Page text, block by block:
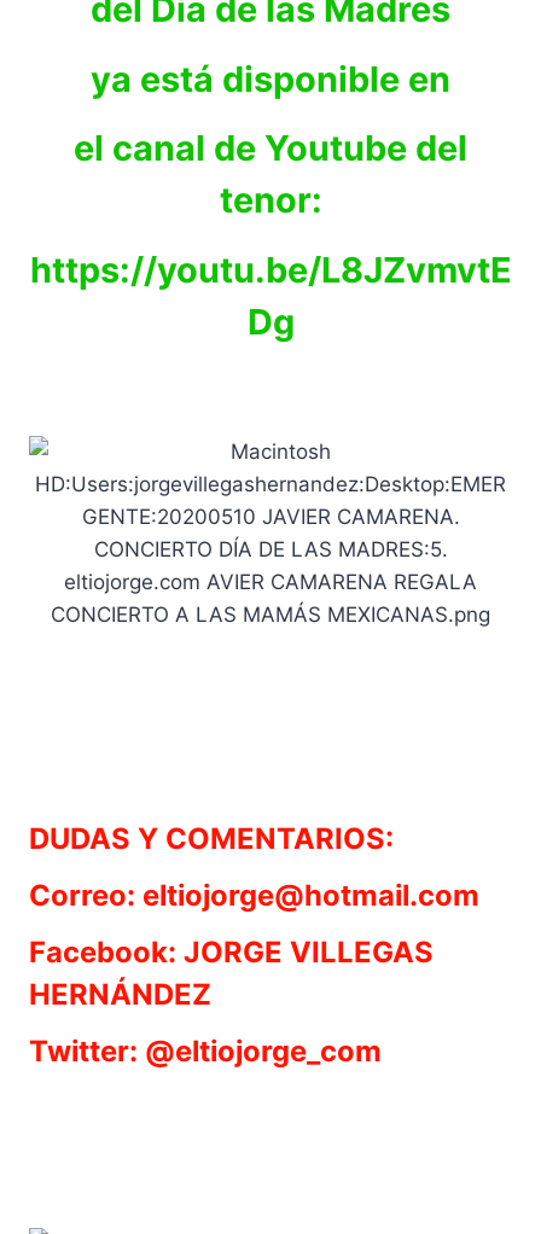
del Día de las Madres
ya está disponible en
el canal de Youtube del
tenor:
https://youtu.be/L8JZvmvtE
Dg
DUDAS Y COMENTARIOS:
Correo: eltiojorge@hotmail.com
Facebook: JORGE VILLEGAS
HERNÁNDEZ
Twitter: @eltiojorge_com